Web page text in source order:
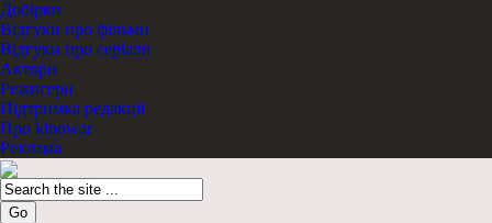
Добірки
Відгуки про фільми
Відгуки про серіали
Актори
Режисери
Підтримка редакції
Про kinowar
Реклама
Go